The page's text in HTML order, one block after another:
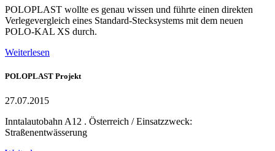
POLOPLAST wollte es genau wissen und führte einen direkten
Verlegevergleich eines Standard-Stecksystems mit dem neuen
POLO-KAL XS durch.
Weiterlesen
POLOPLAST Projekt
27.07.2015
Inntalautobahn A12 . Österreich / Einsatzzweck:
Straßenentwässerung